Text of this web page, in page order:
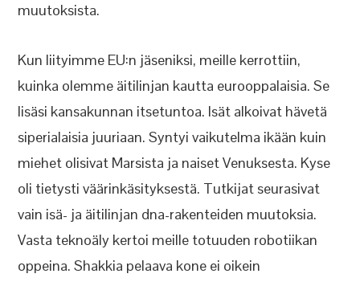
muutoksista.
Kun liityimme EU:n jäseniksi, meille kerrottiin,
kuinka olemme äitilinjan kautta eurooppalaisia. Se
lisäsi kansakunnan itsetuntoa. Isät alkoivat hävetä
siperialaisia juuriaan. Syntyi vaikutelma ikään kuin
miehet olisivat Marsista ja naiset Venuksesta. Kyse
oli tietysti väärinkäsityksestä. Tutkijat seurasivat
vain isä- ja äitilinjan dna-rakenteiden muutoksia.
Vasta teknoäly kertoi meille totuuden robotiikan
oppeina. Shakkia pelaava kone ei oikein